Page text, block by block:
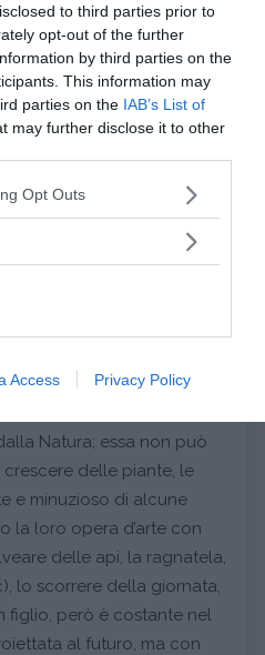
to third parties prior to
opt-out of the further
by third parties on the
This information may
parties on the IAB’s List of
may further disclose it to other
app uses one or more Google
behaviour. You may click to
purposes in below Google
Opt Outs
Access Privacy Policy
inutilità e insoddisfazione
anche di rallentare e
corse, il nervosismo
attendere, siano davvero
spesso infatti si è
raggiunti, non
soddisfacenti.
Natura; essa non può
delle piante, le
e minuzioso di alcune
la loro opera d’arte con
delle api, la ragnatela,
lo scorrere della giornata,
figlio, però è costante nel
al futuro, ma con